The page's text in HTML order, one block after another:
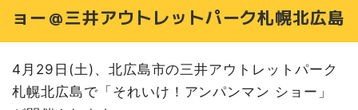
ョー＠三井アウトレットパーク札幌北広島
4月29日(土)、北広島市の三井アウトレットパーク
札幌北広島で「それいけ！アンパンマン ショー」